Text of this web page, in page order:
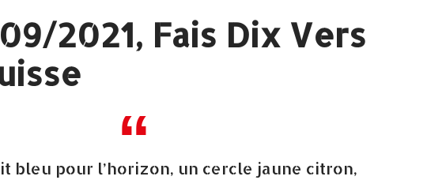
2021, Fais Dix Vers
bleu pour l’horizon, un cercle jaune citron,